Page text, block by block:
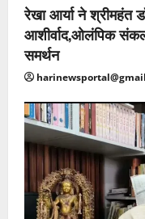
रेखा आर्या ने श्रीमहंत
आशीर्वाद,ओलंपिक
समर्थन